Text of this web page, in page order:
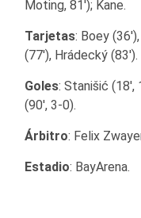
Moting, 81′); Kane.
Tarjetas: Boey
(77′), Hrádecký (83′).
Goles: Stanišić (18′,
(90′, 3-0).
Árbitro: Felix
Estadio: BayArena.